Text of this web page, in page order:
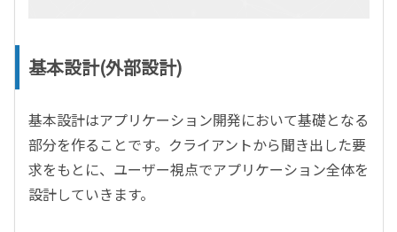
基本設計(外部設計)
基本設計はアプリケーション開発において基礎となる
部分を作ることです。クライアントから聞き出した要
求をもとに、ユーザー視点でアプリケーション全体を
設計していきます。